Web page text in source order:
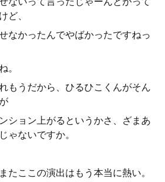
ど、
なかったんでやばかったですねっ
。
もうだから、ひるひこくんがそん
ション上がるというかさ、ざまあ
ゃないですか。
たここの演出はもう本当に熱い。